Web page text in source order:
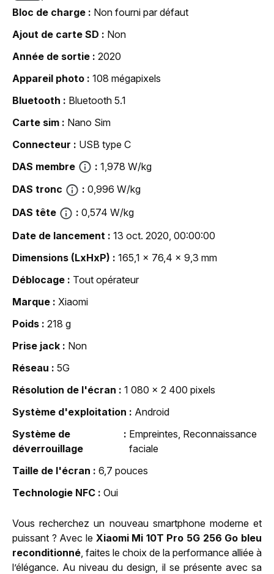
Bloc de charge
Non fourni par défaut
Ajout de carte SD
Non
Année de sortie
2020
Appareil photo
108 mégapixels
Bluetooth
Bluetooth 5.1
Carte sim
Nano Sim
Connecteur
USB type C
DAS membre
1,978 W/kg
DAS tronc
0,996 W/kg
DAS tête
0,574 W/kg
Date de lancement
13 oct. 2020, 00:00:00
Dimensions (LxHxP)
165,1 x 76,4 x 9,3 mm
Déblocage
Tout opérateur
Marque
Xiaomi
Poids
218 g
Prise jack
Non
Réseau
5G
Résolution de l'écran
1 080 x 2 400 pixels
Système d'exploitation
Android
Système de
déverrouillage
Empreintes, Reconnaissance
faciale
Taille de l'écran
6,7 pouces
Technologie NFC
Oui
Vous recherchez un nouveau smartphone moderne et
puissant ? Avec le Xiaomi Mi 10T Pro 5G 256 Go bleu
reconditionné , faites le choix de la performance alliée à
l’élégance. Au niveau du design, il se présente avec sa